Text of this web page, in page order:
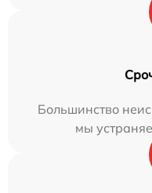
Большинство
мы